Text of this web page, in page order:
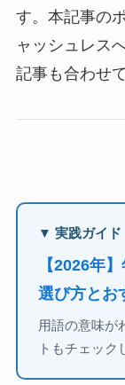
す。本記事の
ャッシュレス
記事も合わせ
▼ 実践ガイド
【2026年
選び方とお
用語の意味が
トもチェック